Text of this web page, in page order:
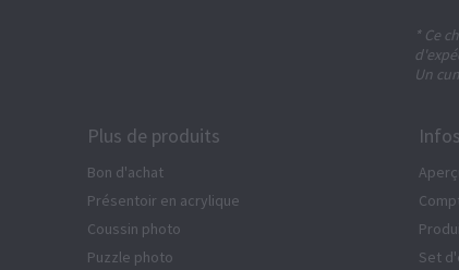
* Ce
Un
Plus de produits
Bon d'achat
Présentoir en acrylique
Coussin photo
Puzzle photo
Set